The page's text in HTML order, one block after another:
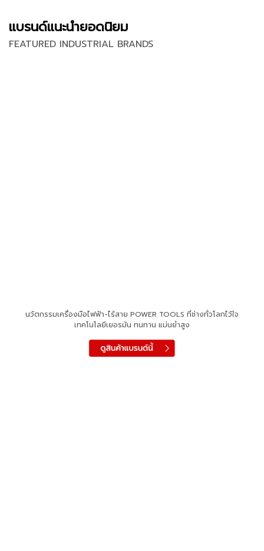
แบรนด์แนะนำยอดนิยม
FEATURED INDUSTRIAL BRANDS
นวัตกรรมเครื่องมือไฟฟ้า-ไร้สาย POWER TOOLS ที่ช่างทั่วโลกไว้ใจ
เทคโนโลยีเยอรมัน ทนทาน แม่นยำสูง